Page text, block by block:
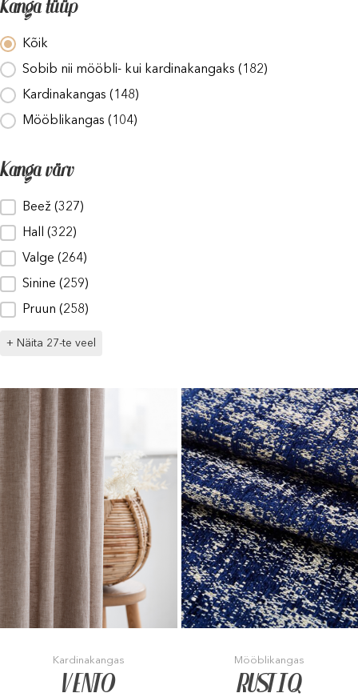
Kanga tüüp
Kanga tüüp
Kõik
Sobib nii mööbli- kui kardinakangaks (182)
Kardinakangas (148)
Mööblikangas (104)
Kanga värv
Kanga värv
Beež (327)
Hall (322)
Valge (264)
Sinine (259)
Pruun (258)
+ Näita 27-te veel
Kardinakangas
VENTO
Mööblikangas
RUSTIQ